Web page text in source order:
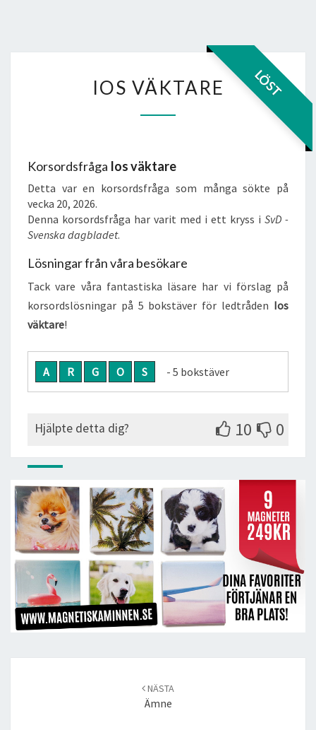
LÖST
VÄKTARE
IOS VÄKTARE
Korsordsfråga Ios väktare
Detta var en korsordsfråga som många sökte på
vecka 20, 2026.
Denna korsordsfråga har varit med i ett kryss i SvD -
Svenska dagbladet.
Lösningar från våra besökare
Tack vare våra fantastiska läsare har vi förslag på
korsordslösningar på 5 bokstäver för ledtråden Ios
väktare!
A R G O S - 5 bokstäver
Hjälpte detta dig? 10 0
NÄSTA
Ämne